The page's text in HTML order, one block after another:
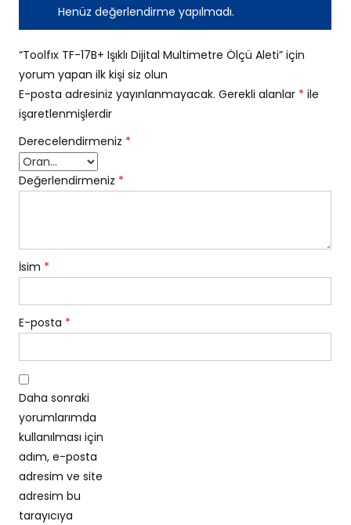
Henüz değerlendirme yapılmadı.
“Toolfıx TF-17B+ Işıklı Dijital Multimetre Ölçü Aleti” için
yorum yapan ilk kişi siz olun
E-posta adresiniz yayınlanmayacak. Gerekli alanlar * ile
işaretlenmişlerdir
Derecelendirmeniz *
Değerlendirmeniz *
İsim *
E-posta *
Daha sonraki
yorumlarımda
kullanılması için
adım, e-posta
adresim ve site
adresim bu
tarayıcıya